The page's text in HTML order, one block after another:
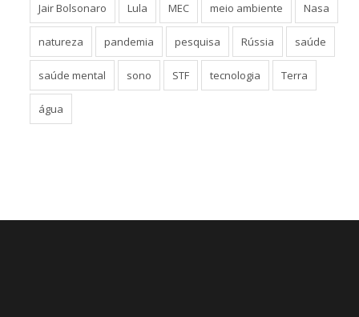
Jair Bolsonaro Lula MEC meio ambiente Nasa
natureza pandemia pesquisa Rússia saúde
saúde mental sono STF tecnologia Terra
água